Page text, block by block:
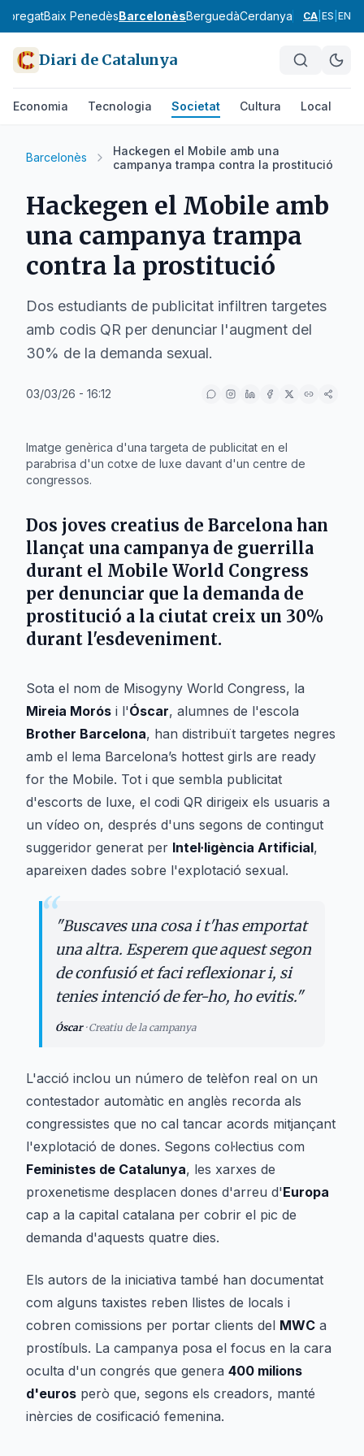
Baix PenedèsBarcelonèsBerguedàCerdanya Conca de
CA ES EN
Diari de Catalunya
Economia Tecnologia Societat Cultura Local
Barcelonès
Hackegen el Mobile amb una
campanya trampa contra la prostitució
Hackegen el Mobile amb
una campanya trampa
contra la prostitució
Dos estudiants de publicitat infiltren targetes
amb codis QR per denunciar l'augment del
30% de la demanda sexual.
03/03/26 - 16:12
Imatge genèrica d'una targeta de publicitat en el
parabrisa d'un cotxe de luxe davant d'un centre de
congressos.
Dos joves creatius de Barcelona han
llançat una campanya de guerrilla
durant el Mobile World Congress
per denunciar que la demanda de
prostitució a la ciutat creix un 30%
durant l'esdeveniment.
Sota el nom de Misogyny World Congress, la
Mireia Morós i l'Óscar, alumnes de l'escola
Brother Barcelona, han distribuït targetes negres
amb el lema Barcelona’s hottest girls are ready
for the Mobile. Tot i que sembla publicitat
d'escorts de luxe, el codi QR dirigeix els usuaris a
un vídeo on, després d'uns segons de contingut
suggeridor generat per Intel·ligència Artificial,
apareixen dades sobre l'explotació sexual.
“"Buscaves una cosa i t'has emportat
una altra. Esperem que aquest segon
de confusió et faci reflexionar i, si
tenies intenció de fer-ho, ho evitis."
Óscar·Creatiu de la campanya
L'acció inclou un número de telèfon real on un
contestador automàtic en anglès recorda als
congressistes que no cal tancar acords mitjançant
l'explotació de dones. Segons col·lectius com
Feministes de Catalunya, les xarxes de
proxenetisme desplacen dones d'arreu d'Europa
cap a la capital catalana per cobrir el pic de
demanda d'aquests quatre dies.
Els autors de la iniciativa també han documentat
com alguns taxistes reben llistes de locals i
cobren comissions per portar clients del MWC a
prostíbuls. La campanya posa el focus en la cara
oculta d'un congrés que genera 400 milions
d'euros però que, segons els creadors, manté
inèrcies de cosificació femenina.